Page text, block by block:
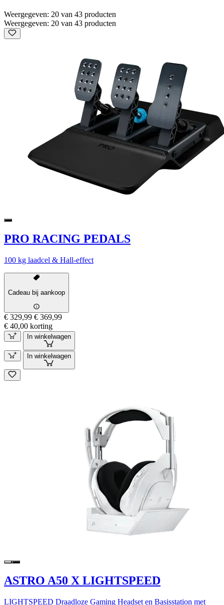
Weergegeven: 20 van 43 producten
Weergegeven: 20 van 43 producten
PRO RACING PEDALS
100 kg laadcel & Hall-effect
Cadeau bij aankoop
€ 329,99 € 369,99
€ 40,00 korting
In winkelwagen
In winkelwagen
ASTRO A50 X LIGHTSPEED
LIGHTSPEED Draadloze Gaming Headset en Basisstation met